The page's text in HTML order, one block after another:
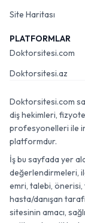
Site Haritası
PLATFORMLAR
Doktorsitesi.com
Doktorsitesi.az
Doktorsitesi.com
diş hekimleri,
profesyonelleri ile
platformdur.
İş bu sayfada yer
değerlendirmeleri,
emri, talebi, önerisi,
hasta/danışan
sitesinin amacı,